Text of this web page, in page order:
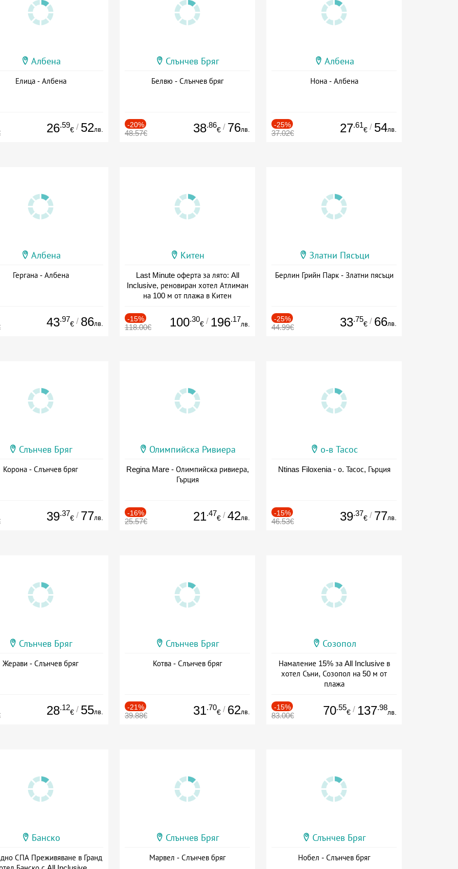
Албена
Елица - Албена
26.59
€ / 52лв.
Слънчев Бряг
Белвю - Слънчев бряг
-20%
48.57€ 38.86
€ / 76лв.
Албена
Нона - Албена
-25%
37.02€ 27.61
€ / 54лв.
Албена
Гергана - Албена
43.97
€ / 86лв.
Китен
Last Minute оферта за лято: All
Inclusive, реновиран хотел Атлиман
на 100 м от плажа в Китен
-15%
118.00€ 100.30
€ / 196.17
лв.
Златни Пясъци
Берлин Грийн Парк - Златни пясъци
-25%
44.99€ 33.75
€ / 66лв.
Слънчев Бряг
Корона - Слънчев бряг
39.37
€ / 77лв.
Олимпийска Ривиера
Regina Mare - Олимпийска ривиера,
Гърция
-16%
25.57€ 21.47
€ / 42лв.
о-в Тасос
Ntinas Filoxenia - о. Тасос, Гърция
-15%
46.53€ 39.37
€ / 77лв.
Слънчев Бряг
Жерави - Слънчев бряг
28.12
€ / 55лв.
Слънчев Бряг
Котва - Слънчев бряг
-21%
39.88€ 31.70
€ / 62лв.
Созопол
Намаление 15% за All Inclusive в
хотел Съни, Созопол на 50 м от
плажа
-15%
83.00€ 70.55
€ / 137.98
лв.
Банско
СПА Преживяване в Гранд
Слънчев Бряг
Марвел - Слънчев бряг
Слънчев Бряг
Нобел - Слънчев бряг